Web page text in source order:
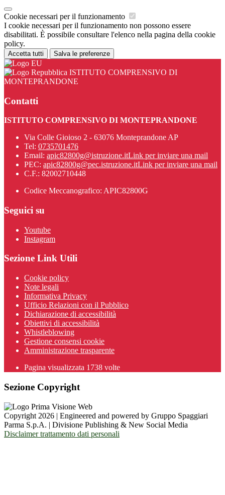
Cookie necessari per il funzionamento
I cookie necessari per il funzionamento non possono essere
disabilitati. È possibile consultare l'elenco nella pagina della cookie
policy.
Accetta tutti Salva le preferenze
ISTITUTO COMPRENSIVO DI
MONTEPRANDONE
Contatti
ISTITUTO COMPRENSIVO DI MONTEPRANDONE
Via Colle Gioioso 2 - 63076 Monteprandone AP
Tel: 0735701476
Email: apic82800g@istruzione.itLink per inviare una mail
PEC: apic82800g@pec.istruzione.itLink per inviare una mail
C.F.: 82002710448
Codice Meccanografico: APIC82800G
Seguici su
Youtube
Instagram
Sezione Link Utili
Cookie policy
Note legali
Informativa Privacy
Ufficio Relazioni con il Pubblico
Dichiarazione di accessibilità
Obiettivi di accessibilità
Whistleblowing
Gestione consensi cookie
Amministrazione trasparente
Pagina visualizzata 1738 volte
Sezione Copyright
Copyright 2026 | Engineered and powered by Gruppo Spaggiari
Parma S.p.A. | Divisione Publishing & New Social Media
Disclaimer trattamento dati personali